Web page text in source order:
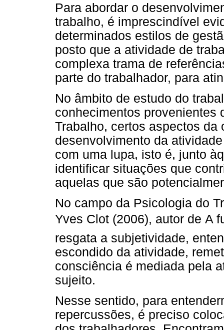
Para abordar o
trabalho, é imprescindível
determinados estilos de
posto que a atividade de
complexa trama de
parte do trabalhador, para
No âmbito de estudo do
conhecimentos provenientes
Trabalho, certos aspectos da
desenvolvimento da
com uma lupa, isto é, junto
identificar situações que
aquelas que são
No campo da Psicologia do
Yves Clot (2006), autor de A
resgata a subjetividade,
escondido da atividade,
consciência é mediada pela
sujeito.
Nesse sentido, para
repercussões, é preciso